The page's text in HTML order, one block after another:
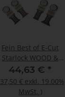
Fein Best of E-Cut
Starlock WOOD &
METAL, Aufnahme
Starlock
44,63 € *
37,50 € exkl. 19.00%
MwSt. )